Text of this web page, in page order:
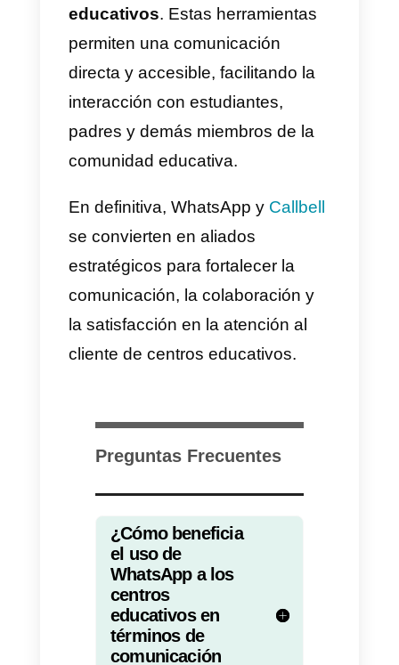
entre el centro educativo y los
estudiantes, padres de familia u
otros miembros de la comunidad.
Estas herramientas ofrecen un
canal de comunicación familiar y
facilita que las personas puedan
realizar consultas, plantear
o recibir información de manera
rápida y conveniente.
conversaciones:Callbell actúa
como una plataforma
para gestionar todas las
interacciones de WhatsApp. Esto
significa que todas las
conversaciones se pueden
manejar desde un solo lugar, lo